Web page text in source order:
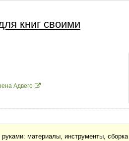
книг своими
Адвего
материалы, инструменты,